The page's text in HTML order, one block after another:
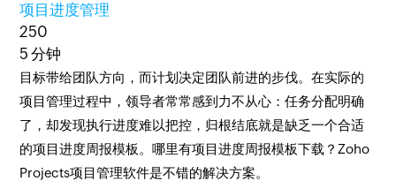
项目进度管理
250
5 分钟
目标带给团队方向，而计划决定团队前进的步伐。在实际的
项目管理过程中，领导者常常感到力不从心：任务分配明确
了，却发现执行进度难以把控，归根结底就是缺乏一个合适
的项目进度周报模板。哪里有项目进度周报模板下载？Zoho
Projects项目管理软件是不错的解决方案。